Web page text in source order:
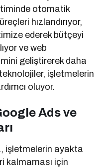
otomatik
hızlandırıyor,
ederek bütçeyi
ve web
geliştirerek daha
işletmelerin
oluyor.
Ads ve
işletmelerin ayakta
kalmaması için